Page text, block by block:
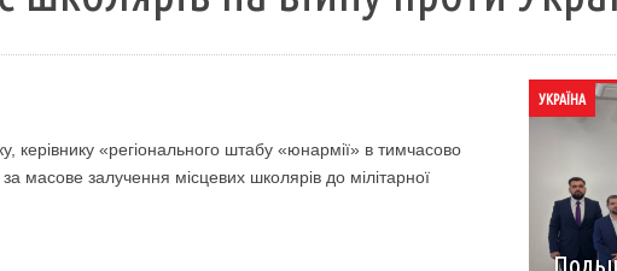
керівнику «регіонального штабу «юнармії» в тимчасово
масове залучення місцевих школярів до мілітарної
УКРАЇНА